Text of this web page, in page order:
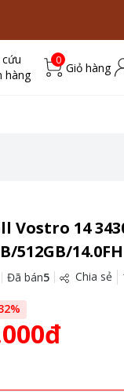
hàng
0
Giỏ hàng
Vostro 14
512GB/
Đã bán5 Chia sẻ
%